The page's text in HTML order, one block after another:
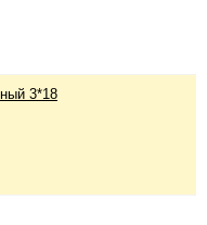
3*18